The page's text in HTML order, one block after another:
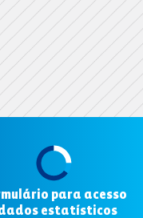
para acesso
estatísticos